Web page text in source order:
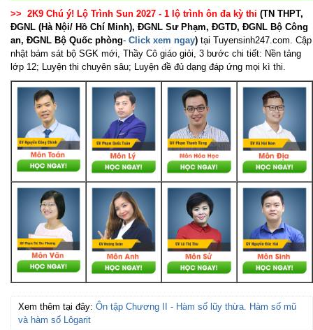
>> 2K9 Chú ý! Lộ Trình Sun 2027 - 1 lộ trình ôn đa kỳ thi (TN THPT,
ĐGNL (Hà Nội/ Hồ Chí Minh), ĐGNL Sư Phạm, ĐGTD, ĐGNL Bộ Công
an, ĐGNL Bộ Quốc phòng- Click xem ngay) tại Tuyensinh247.com. Cập
nhật bám sát bộ SGK mới, Thầy Cô giáo giỏi, 3 bước chi tiết: Nền tảng
lớp 12; Luyện thi chuyên sâu; Luyện đề đủ dạng đáp ứng mọi kì thi.
Xem thêm tại đây: Ôn tập Chương II - Hàm số lũy thừa. Hàm số mũ
và hàm số Lôgarit